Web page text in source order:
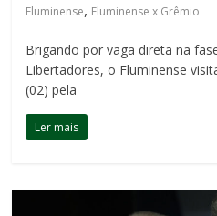
Fluminense, Fluminense x Grêmio
Brigando por vaga direta na
Libertadores, o Fluminense
(02) pela
Ler mais